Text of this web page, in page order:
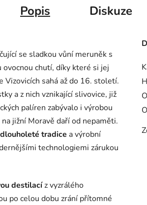
Popis Diskuze
se sladkou vůní meruněk s
chutí, díky které si jej
Vizovicích sahá až do 16. století.
a z nich vznikající slivovice, již
palíren zabývalo i výrobou
jižní Moravě daří od nepaměti.
dlouholeté tradice a výrobní
technologiemi zárukou
destilacíz vyzrálého
po celou dobu zrání přítomné